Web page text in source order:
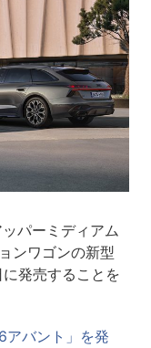
パーミディアム
ンワゴンの新型
発売することを
アバント」を発